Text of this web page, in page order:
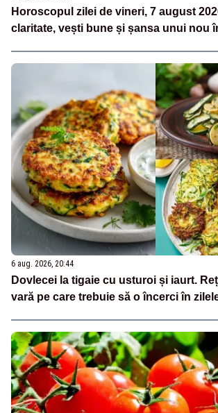
Horoscopul zilei de vineri, 7 august
claritate, vești bune și șansa unui nou
6 aug. 2026, 20:44
Dovlecei la tigaie cu usturoi și iaurt.
vară pe care trebuie să o încerci în